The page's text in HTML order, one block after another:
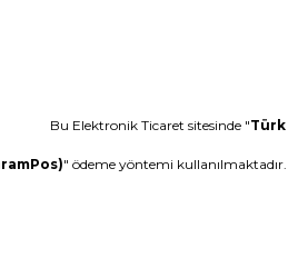
Ticaret sitesinde "Türk
" ödeme yöntemi kullanılmaktadır.